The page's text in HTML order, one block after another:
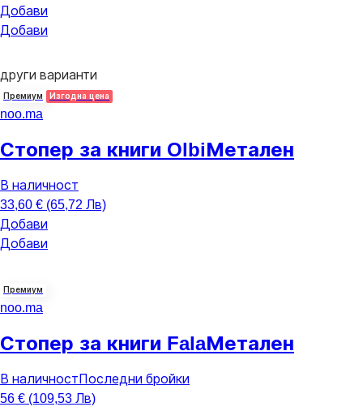
Добави
Добави
други варианти
Премиум Изгодна цена
noo.ma
Стопер за книги OlbiМетален
В наличност
33,60 € (65,72 Лв)
Добави
Добави
Премиум
noo.ma
Стопер за книги FalaМетален
В наличност Последни бройки
56 € (109,53 Лв)